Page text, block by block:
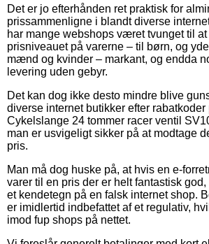
Det er jo efterhånden ret praktisk for
prissammenligne i blandt diverse
har mange webshops været tvunget til
prisniveauet på varerne – til børn, og
mænd og kvinder – markant, og endda
levering uden gebyr.
Det kan dog ikke desto mindre blive
diverse internet butikker efter
Cykelslange 24 tommer racer ventil
man er usvigeligt sikker på at modtage
pris.
Man må dog huske på, at hvis en e-
varer til en pris der er helt fantastisk
et kendetegn på en falsk internet shop.
er imidlertid indbefattet af et regulativ,
imod fup shops på nettet.